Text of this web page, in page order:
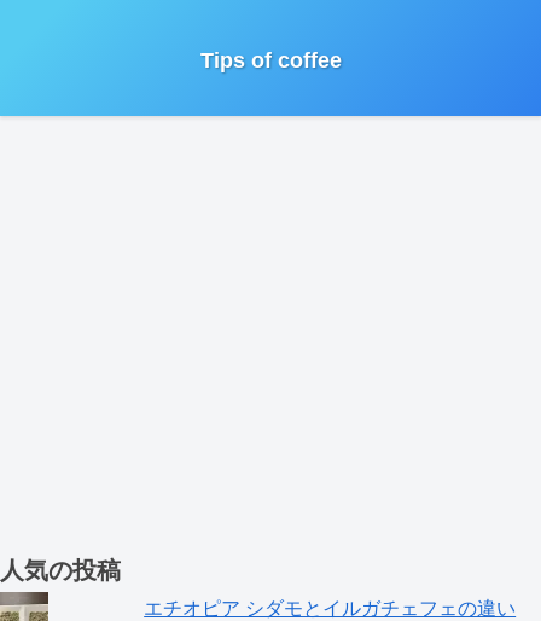
Tips of coffee
人気の投稿
エチオピア シダモとイルガチェフェの違い